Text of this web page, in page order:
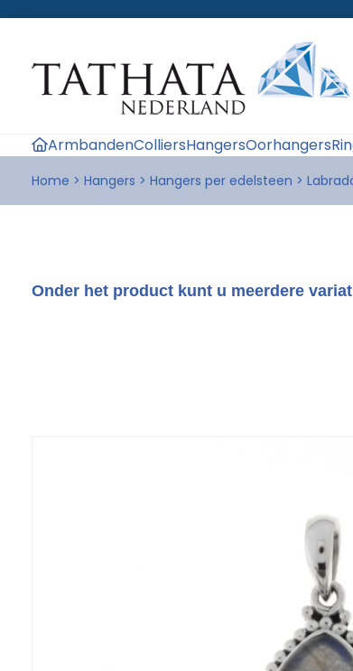
ArmbandenColliersHangersOorhangers
Home > Hangers > Hangers per edelsteen >
Onder het product kunt u meerdere